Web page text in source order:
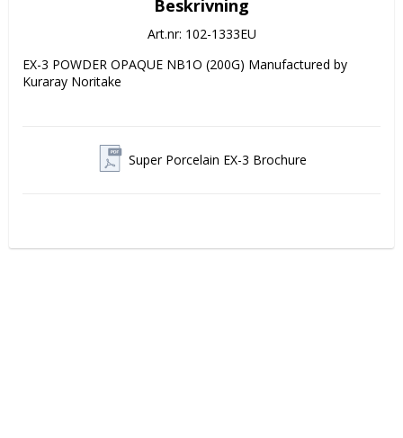
Beskrivning
Art.nr: 102-1333EU
EX-3 POWDER OPAQUE NB1O (200G) Manufactured by
Kuraray Noritake
Super Porcelain EX-3 Brochure